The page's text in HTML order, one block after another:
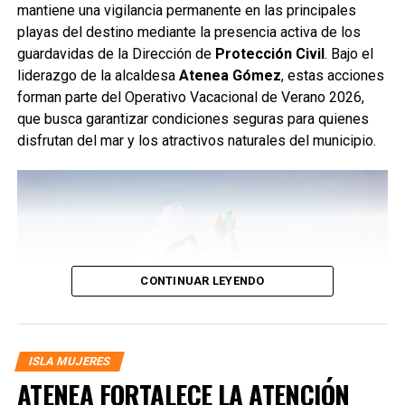
mantiene una vigilancia permanente en las principales
playas del destino mediante la presencia activa de los
guardavidas de la Dirección de Protección Civil. Bajo el
liderazgo de la alcaldesa Atenea Gómez, estas acciones
forman parte del Operativo Vacacional de Verano 2026,
que busca garantizar condiciones seguras para quienes
disfrutan del mar y los atractivos naturales del municipio.
CONTINUAR LEYENDO
ISLA MUJERES
ATENEA FORTALECE LA ATENCIÓN